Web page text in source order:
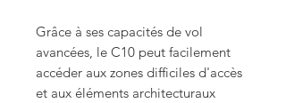
Grâce à ses capacités de vol
avancées, le C10 peut facilement
accéder aux zones difficiles d'accès
et aux éléments architecturaux